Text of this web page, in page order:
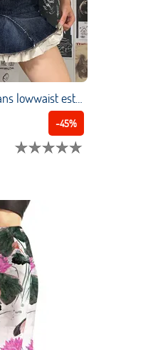
Bonito y2k saia jeans lowwaist estilo preppy menina kawaii babados hem mini saia contraste angustiado vintage saias coreanas
-45%